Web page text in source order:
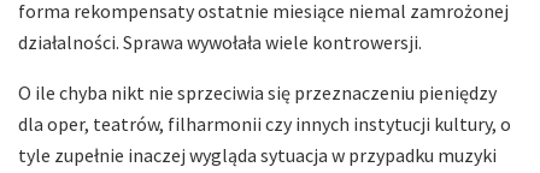
forma rekompensaty ostatnie miesiące niemal zamrożonej
działalności. Sprawa wywołała wiele kontrowersji.
O ile chyba nikt nie sprzeciwia się przeznaczeniu pieniędzy
dla oper, teatrów, filharmonii czy innych instytucji kultury, o
tyle zupełnie inaczej wygląda sytuacja w przypadku muzyki